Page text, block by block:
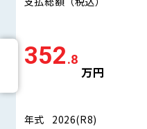
352.8
万円
年式 2026(R8)